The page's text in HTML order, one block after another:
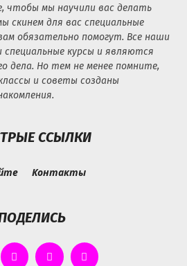
чтобы мы научили вас делать
для вас специальные
обязательно помогут. Все наши
курсы и являются
дела. Но тем не менее помните,
и советы созданы
ССЫЛКИ
Контакты